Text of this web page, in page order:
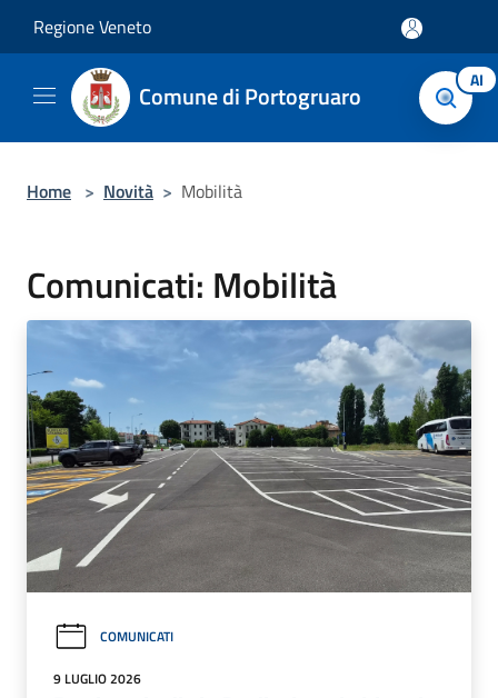
Regione Veneto
Comune di Portogruaro AI
Home > Novità > Mobilità
Comunicati: Mobilità
COMUNICATI
9 LUGLIO 2026